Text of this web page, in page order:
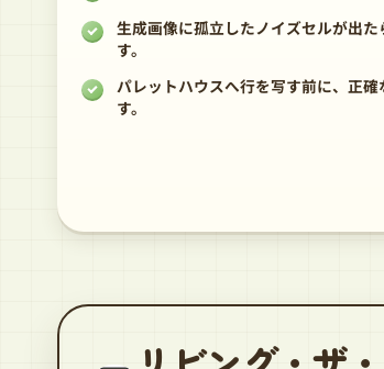
生成画像に孤立したノイズセルが出
す。
パレットハウスへ行を写す前に、正
す。